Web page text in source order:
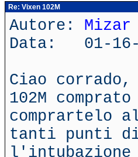
Re: Vixen 102M
Autore: Mizar
Data: 01-16-
Ciao
102M
comprartelo
tanti punti
l'intubazione